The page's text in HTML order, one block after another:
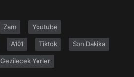
Zam Youtube
A101 Tiktok Son Dakika
Gezilecek Yerler